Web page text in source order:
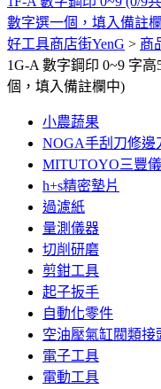
數字選一個，填入備註
好工具商店街YenG > 商
1G-A 數字鋼印 0~9 字
個，填入備註欄中)
小農蔬果
NOGA手刮刀修邊
MITUTOYO三豐
h+s精密墊片
過濾紙
量測儀器
切削研磨
剪鉗工具
起子扳手
自動化零件
空油壓氣缸閥類接
電子工具
電動工具